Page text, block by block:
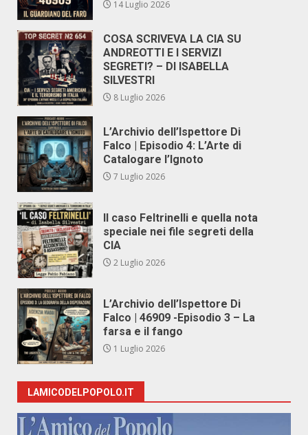
14 Luglio 2026
COSA SCRIVEVA LA CIA SU
ANDREOTTI E I SERVIZI
SEGRETI? – DI ISABELLA
SILVESTRI
8 Luglio 2026
L’Archivio dell’Ispettore Di
Falco | Episodio 4: L’Arte di
Catalogare l’Ignoto
7 Luglio 2026
Il caso Feltrinelli e quella nota
speciale nei file segreti della
CIA
2 Luglio 2026
L’Archivio dell’Ispettore Di
Falco | 46909 -Episodio 3 – La
farsa e il fango
1 Luglio 2026
LAMICODELPOPOLO.IT